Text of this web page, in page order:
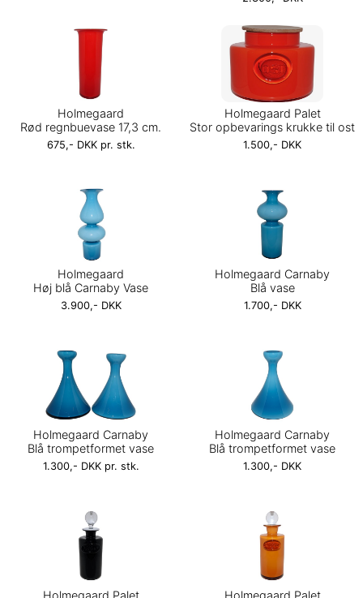
Holmegaard
Rød regnbuevase 17,3 cm.
675,- DKK pr. stk.
Holmegaard Palet
Stor opbevarings krukke til ost
1.500,- DKK
Holmegaard
Høj blå Carnaby Vase
3.900,- DKK
Holmegaard Carnaby
Blå vase
1.700,- DKK
Holmegaard Carnaby
Blå trompetformet vase
1.300,- DKK pr. stk.
Holmegaard Carnaby
Blå trompetformet vase
1.300,- DKK